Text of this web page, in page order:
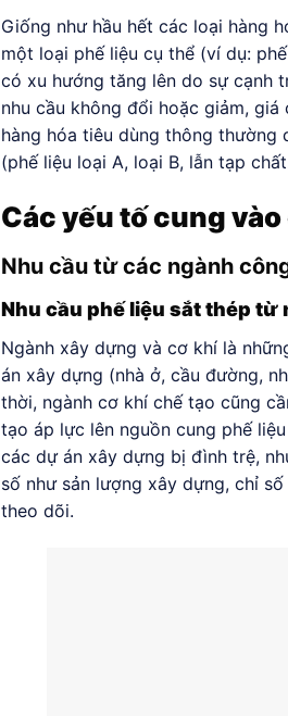
Giống như hầu hết các loại hàng
một loại phế liệu cụ thể (ví dụ:
có xu hướng tăng lên do sự cạnh
nhu cầu không đổi hoặc giảm,
hàng hóa tiêu dùng thông thường
(phế liệu loại A, loại B, lẫn tạp
Các yếu tố cung
Nhu cầu từ các ngành
Nhu cầu phế liệu sắt thép
Ngành xây dựng và cơ khí là
án xây dựng (nhà ở, cầu đường,
thời, ngành cơ khí chế tạo cũng
tạo áp lực lên nguồn cung phế
các dự án xây dựng bị đình trệ,
số như sản lượng xây dựng, chỉ
theo dõi.